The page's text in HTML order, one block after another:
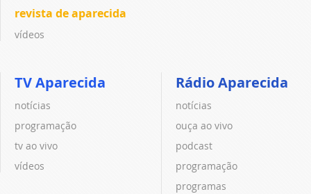
revista de aparecida
vídeos
TV Aparecida
notícias
programação
tv ao vivo
vídeos
Rádio Aparecida
notícias
ouça ao vivo
podcast
programação
programas